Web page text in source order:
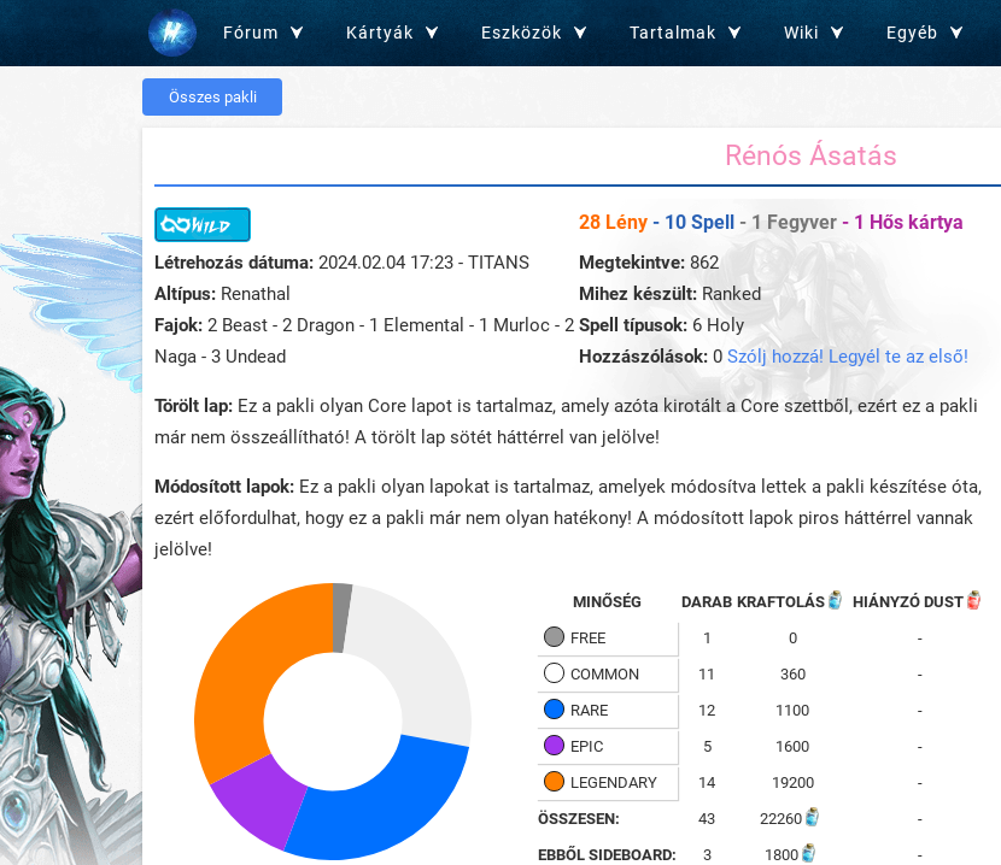
Fórum Kártyák Eszközök Tartalmak Wiki Egyéb
Összes pakli
Rénós Ásatás
28 Lény - 10 Spell- 1 Fegyver- 1 Hős kártya
Létrehozás dátuma: 2024.02.04 17:23 - TITANS Megtekintve:862
Altípus: Renathal Mihez készült:Ranked
Fajok: 2 Beast - 2 Dragon - 1 Elemental - 1 Murloc - 2
Naga - 3 Undead
Spell típusok:6 Holy
Hozzászólások:0 Szólj hozzá! Legyél te az első!
Törölt lap: Ez a pakli olyan Core lapot is tartalmaz, amely azóta kirotált a Core szettből, ezért ez a pakli
már nem összeállítható! A törölt lap sötét háttérrel van jelölve!
Módosított lapok: Ez a pakli olyan lapokat is tartalmaz, amelyek módosítva lettek a pakli készítése óta,
ezért előfordulhat, hogy ez a pakli már nem olyan hatékony! A módosított lapok piros háttérrel vannak
jelölve!
MINŐSÉG DARAB KRAFTOLÁS
HIÁNYZÓ DUST
FREE
1 0
-
COMMON
11 360
-
RARE
12 1100
-
EPIC
5 1600
-
LEGENDARY
14 19200
-
ÖSSZESEN:
43 22260
-
EBBŐL SIDEBOARD:
3 1800
-